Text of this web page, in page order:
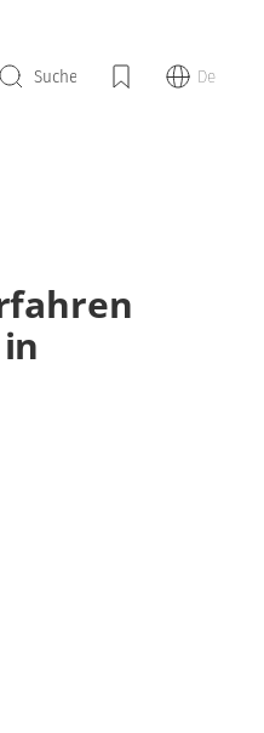
Suche De